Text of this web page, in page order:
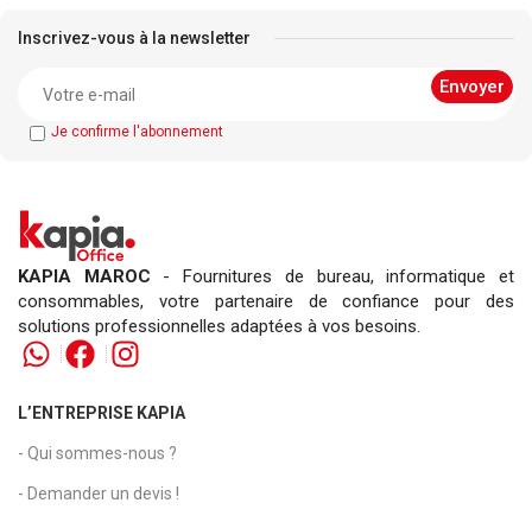
Inscrivez-vous à la newsletter
Je confirme l'abonnement
KAPIA MAROC - Fournitures de bureau, informatique et
consommables, votre partenaire de confiance pour des
solutions professionnelles adaptées à vos besoins.
L’ENTREPRISE KAPIA
- Qui sommes-nous ?
- Demander un devis !